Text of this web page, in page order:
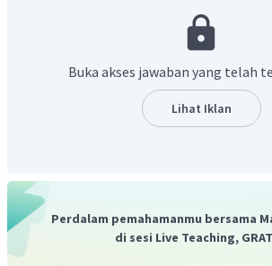
unsur gas mulia [Kr] dengan nomor
dalam meringkas konfigurasi I
Berdasarkan konfigurasi elektron di
yang tepat untuk menggambarkan
Buka akses jawaban yang telah
Lihat Iklan
Perdalam pemahamanmu bersama
di sesi Live Teaching,